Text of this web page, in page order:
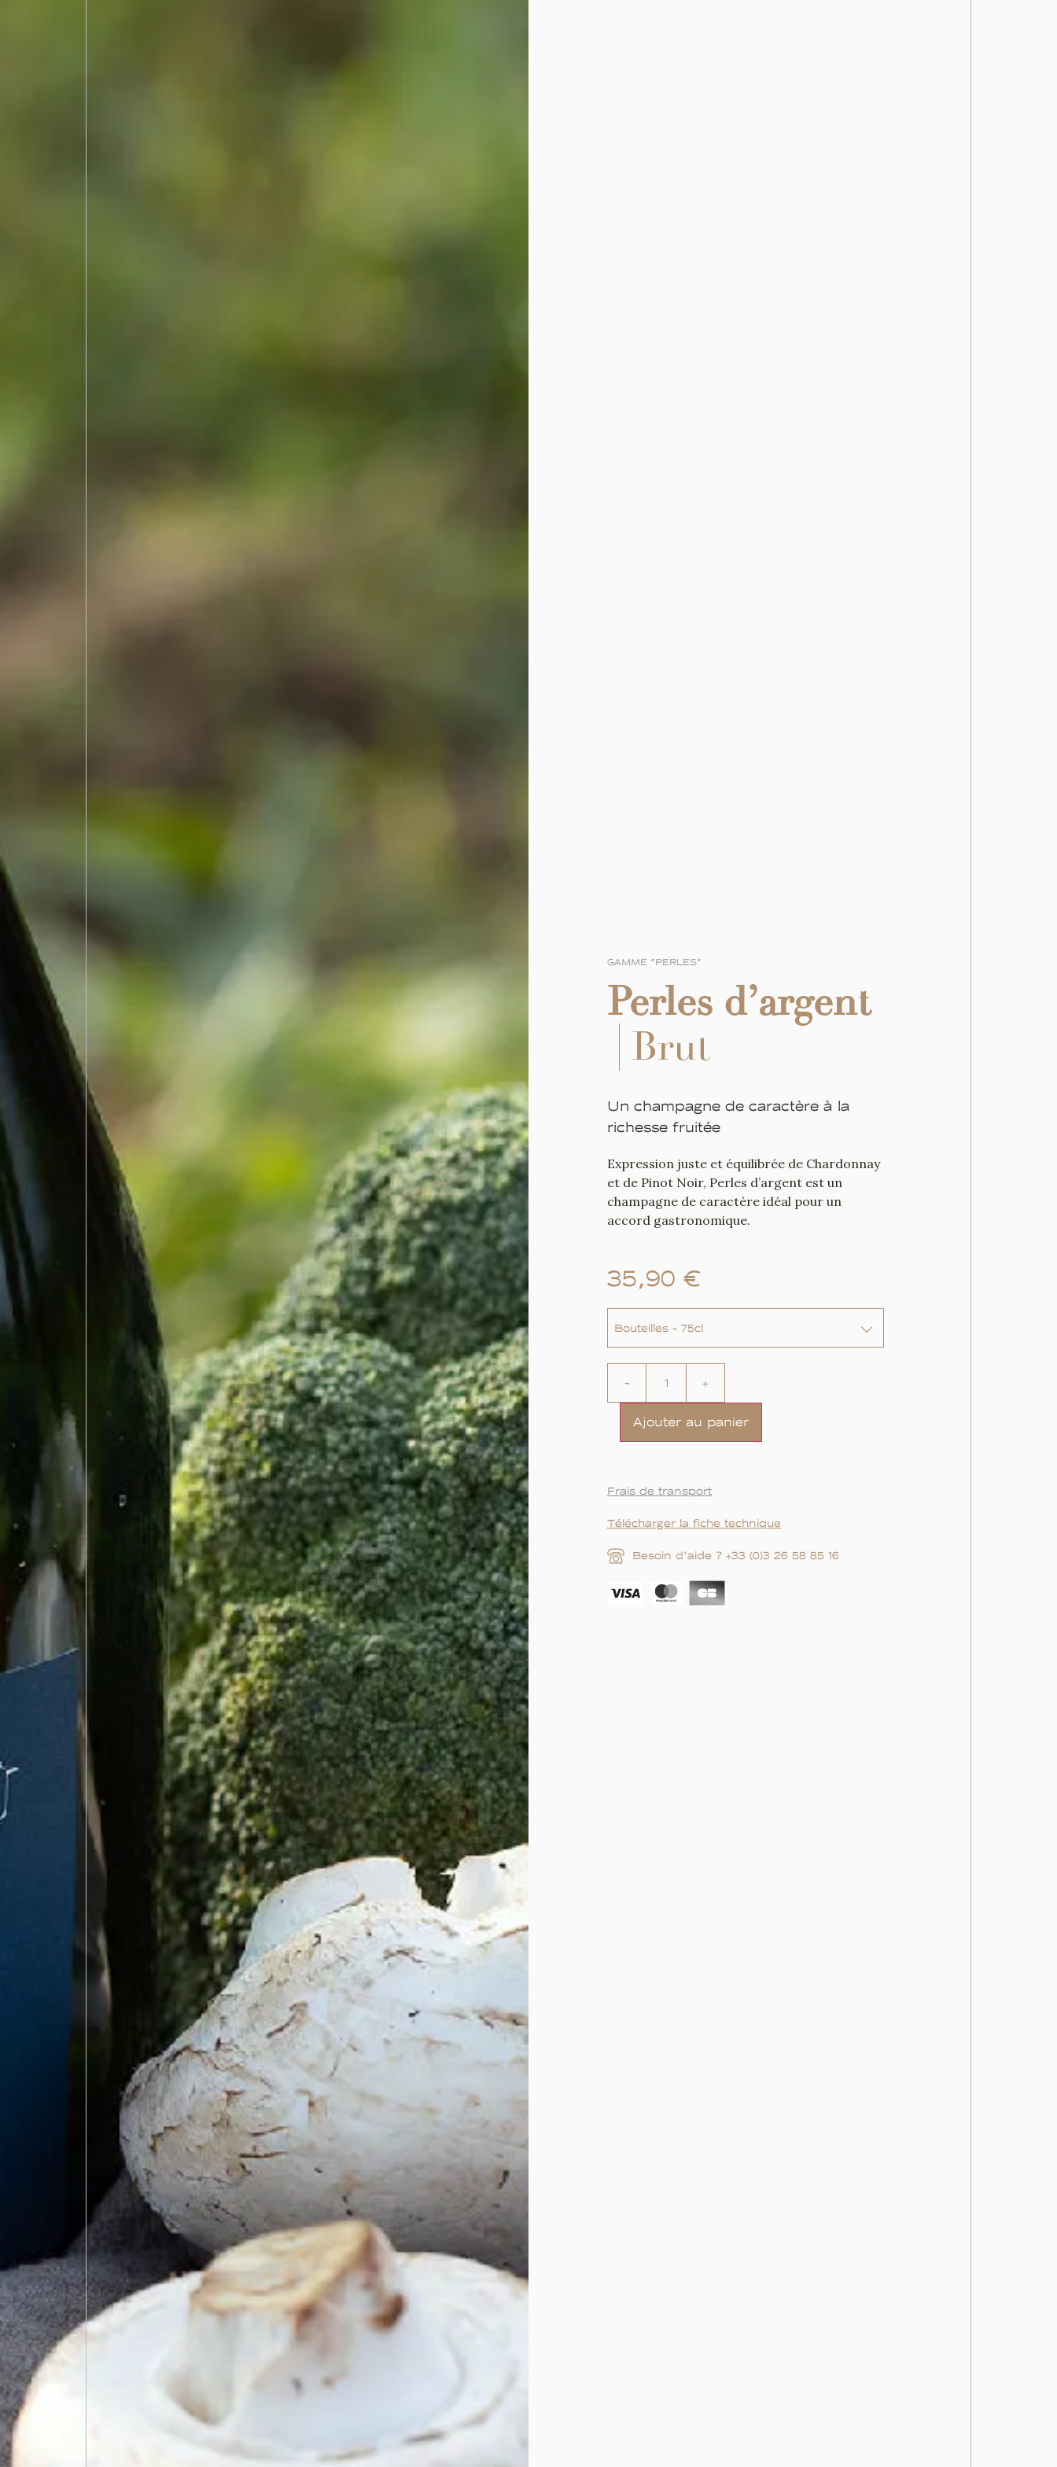
GAMME "PERLES"
Perles d’argent
Brut
Un champagne de caractère à la
richesse fruitée
Expression juste et équilibrée de Chardonnay
et de Pinot Noir, Perles d’argent est un
champagne de caractère idéal pour un
accord gastronomique.
35,90 €
Bouteilles - 75cl
- +
Ajouter au panier
Frais de transport
Télécharger la fiche technique
Besoin d’aide ? +33 (0)3 26 58 85 16